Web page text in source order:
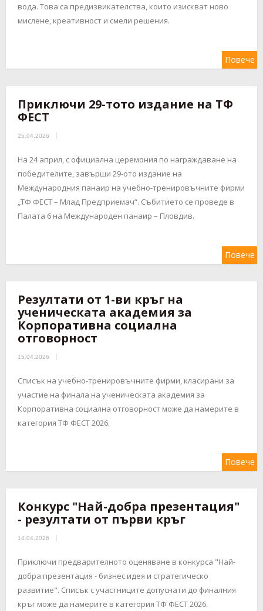
вода. Това са предизвикателства, които изискват ново
мислене, креативност и смели решения.
Повече
Приключи 29-тото издание на ТФ
ФЕСТ
25.04.2026
На 24 април, с официална церемония по награждаване на
победителите, завърши 29-ото издание на
Международния панаир на учебно-тренировъчните фирми
„ТФ ФЕСТ – Млад Предприемач“. Събитието се проведе в
Палата 6 на Международен панаир – Пловдив.
Повече
Резултати от 1-ви кръг на
ученическата академия за
Корпоративна социална
отговорност
15.04.2026
Списък на учебно-тренировъчните фирми, класирани за
участие на финала на ученическата академия за
Корпоративна социална отговорност може да намерите в
категория ТФ ФЕСТ 2026.
Повече
Конкурс "Най-добра презентация"
- резултати от първи кръг
14.04.2026
Приключи предварителното оценяване в конкурса "Най-
добра презентация - бизнес идея и стратегическо
развитие". Списък с участниците допуснати до финалния
кръг може да намерите в категория ТФ ФЕСТ 2026.